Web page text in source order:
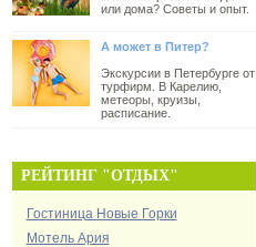
или дома? Советы и опыт.
А может в Питер?
Экскурсии в Петербурге от
турфирм. В Карелию,
метеоры, круизы,
расписание.
РЕЙТИНГ "ОТДЫХ"
Гостиница Новые Горки
Мотель Ария